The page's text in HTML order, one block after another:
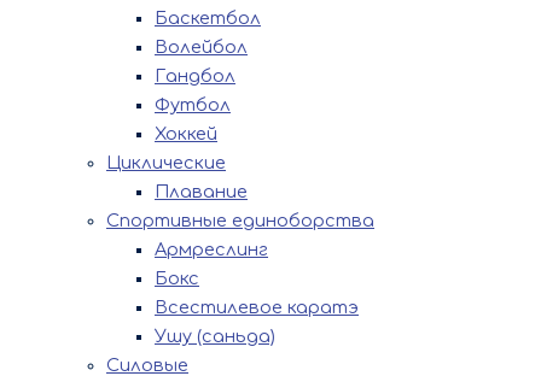
Баскетбол
Волейбол
Гандбол
Футбол
Хоккей
Циклические
Плавание
Спортивные единоборства
Армреслинг
Бокс
Всестилевое каратэ
Ушу (саньда)
Силовые